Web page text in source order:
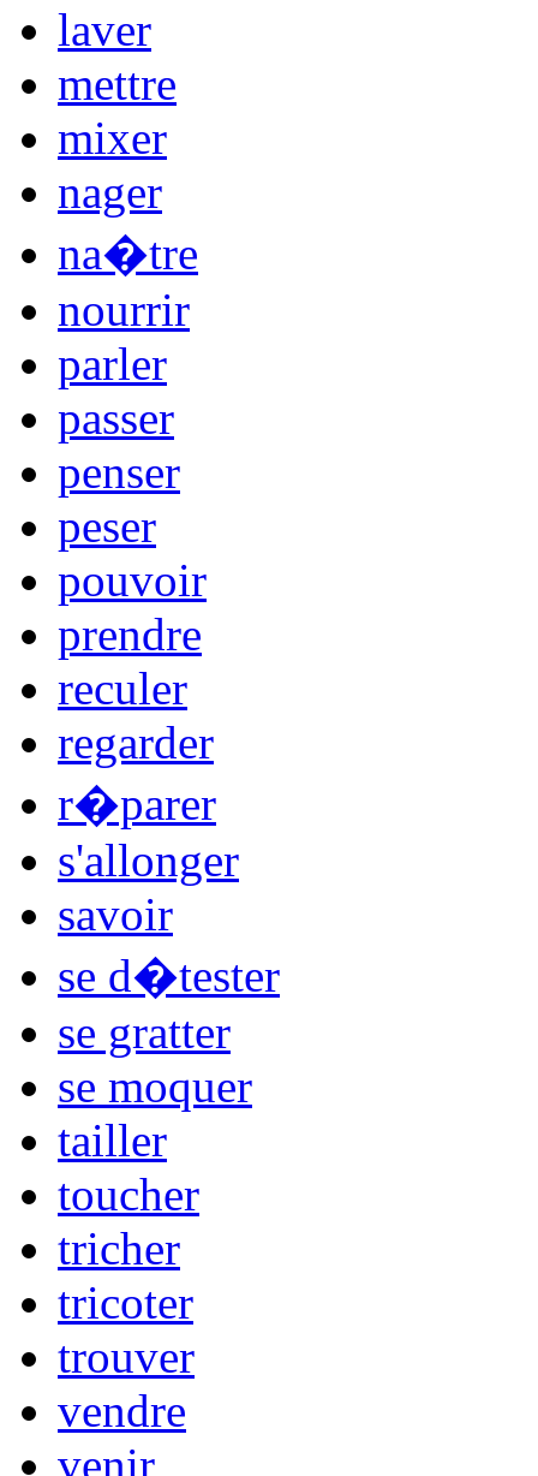
laver
mettre
mixer
nager
na�tre
nourrir
parler
passer
penser
peser
pouvoir
prendre
reculer
regarder
r�parer
s'allonger
savoir
se d�tester
se gratter
se moquer
tailler
toucher
tricher
tricoter
trouver
vendre
venir